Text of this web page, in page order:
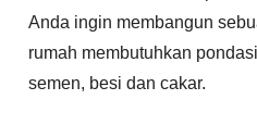
Anda ingin membangun
rumah membutuhkan
semen, besi dan cakar.